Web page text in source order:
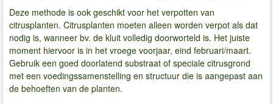
Deze methode is ook geschikt voor het verpotten van
citrusplanten. Citrusplanten moeten alleen worden verpot als dat
nodig is, wanneer bv. de kluit volledig doorworteld is. Het juiste
moment hiervoor is in het vroege voorjaar, eind februari/maart.
Gebruik een goed doorlatend substraat of speciale citrusgrond
met een voedingssamenstelling en structuur die is aangepast aan
de behoeften van de planten.